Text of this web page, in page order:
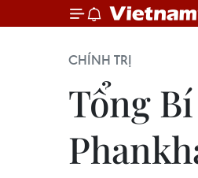
CHÍNH TRỊ
Tổng